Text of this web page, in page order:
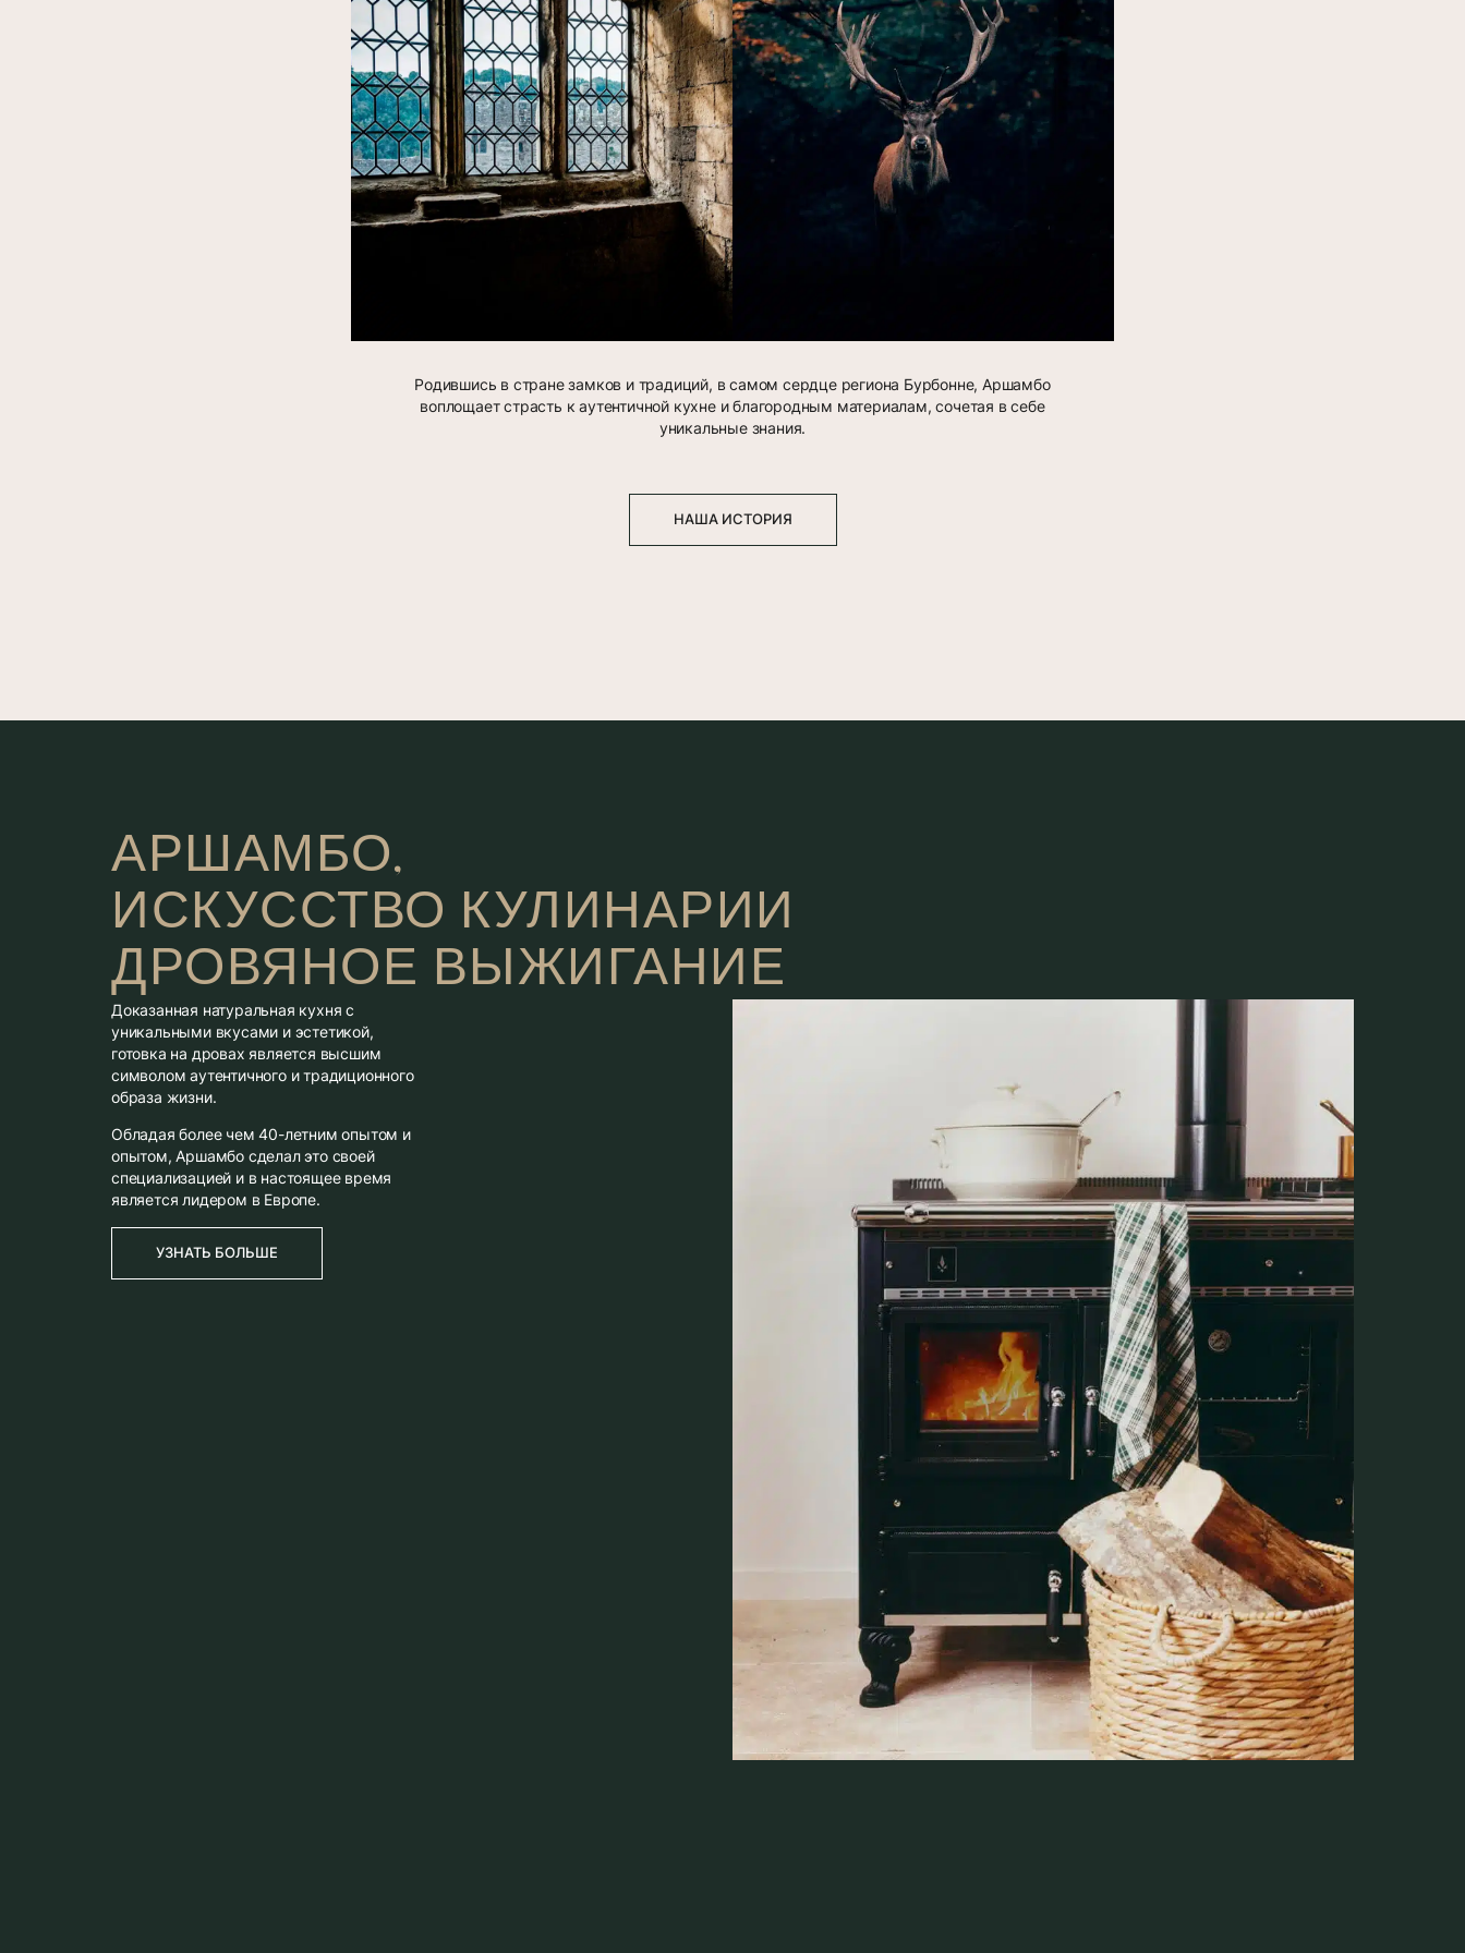
Родившись в стране замков и традиций, в самом сердце региона Бурбонне, Аршамбо
воплощает страсть к аутентичной кухне и благородным материалам, сочетая в себе
уникальные знания.
НАША ИСТОРИЯ
АРШАМБО,
ИСКУССТВО КУЛИНАРИИ
ДРОВЯНОЕ ВЫЖИГАНИЕ
Доказанная натуральная кухня с
уникальными вкусами и эстетикой,
готовка на дровах является высшим
символом аутентичного и традиционного
образа жизни.
Обладая более чем 40-летним опытом и
опытом, Аршамбо сделал это своей
специализацией и в настоящее время
является лидером в Европе.
УЗНАТЬ БОЛЬШЕ